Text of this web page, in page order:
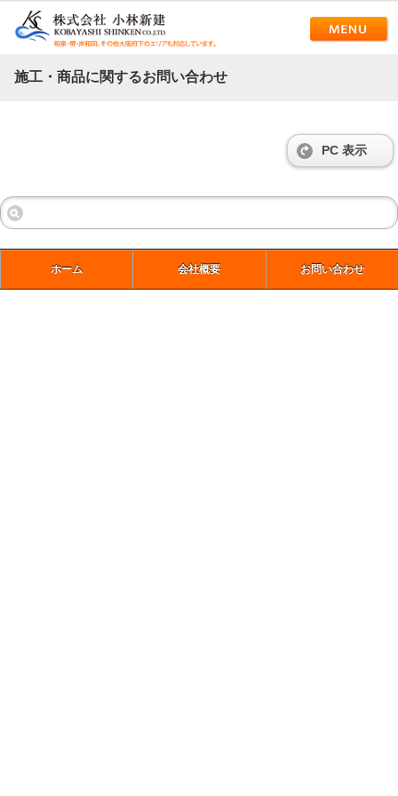
施工・商品に関するお問い合わせ
PC 表示
ホーム 会社概要 お問い合わせ